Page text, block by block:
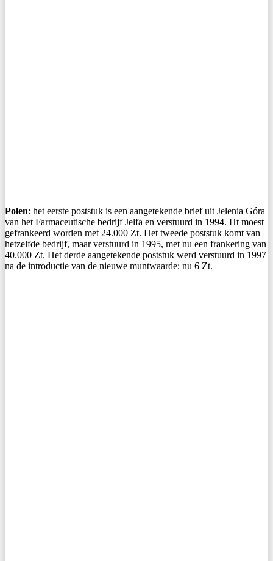
Polen: het eerste poststuk is een aangetekende brief uit Jelenia Góra
van het Farmaceutische bedrijf Jelfa en verstuurd in 1994. Ht moest
gefrankeerd worden met 24.000 Zt. Het tweede poststuk komt van
hetzelfde bedrijf, maar verstuurd in 1995, met nu een frankering van
40.000 Zt. Het derde aangetekende poststuk werd verstuurd in 1997
na de introductie van de nieuwe muntwaarde; nu 6 Zt.